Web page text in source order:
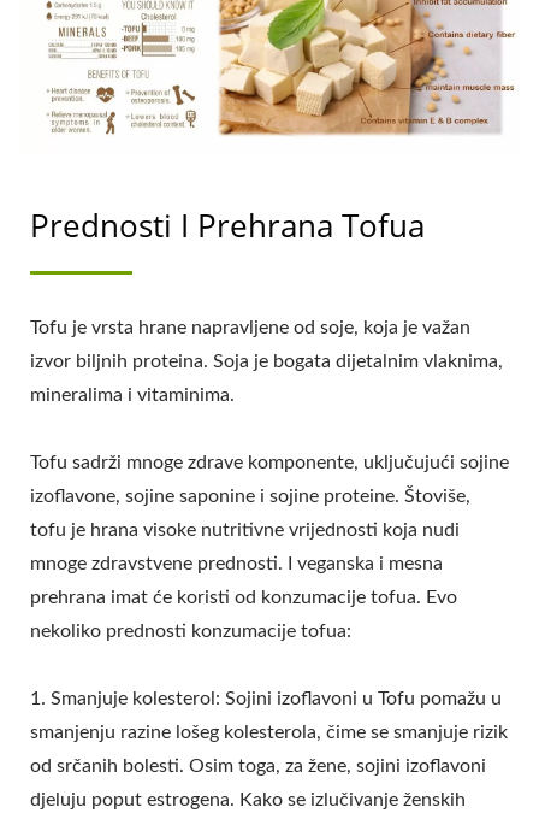
tvornica za proizvodnju tofua, oprema za proizvodnju
tofua, proizvodna linija tofua, cijena proizvodne linije
tofua, proizvođač tofua, automatska mašina za tofu,
Veganska mašina za meso, Linija za proizvodnju
veganskog mesa, Mašinerija i oprema za povrtni tofu,
strojeva za sojino mlijeko i tofu. Kao čuvari sigurnosti
hrane, dijelimo našu osnovnu tehnologiju i
profesionalno iskustvo u proizvodnji tofua s našim
snažan partner u svjedočenju rasta i uspjeha vašeg
poslovanja.
Prednosti I Prehrana Tofua
Tofu je vrsta hrane napravljene od soje, koja je važan
izvor biljnih proteina. Soja je bogata dijetalnim vlaknima,
mineralima i vitaminima.
Tofu sadrži mnoge zdrave komponente, uključujući sojine
izoflavone, sojine saponine i sojine proteine. Štoviše,
tofu je hrana visoke nutritivne vrijednosti koja nudi
mnoge zdravstvene prednosti. I veganska i mesna
prehrana imat će koristi od konzumacije tofua. Evo
nekoliko prednosti konzumacije tofua:
1. Smanjuje kolesterol: Sojini izoflavoni u Tofu pomažu u
smanjenju razine lošeg kolesterola, čime se smanjuje rizik
od srčanih bolesti. Osim toga, za žene, sojini izoflavoni
djeluju poput estrogena. Kako se izlučivanje ženskih